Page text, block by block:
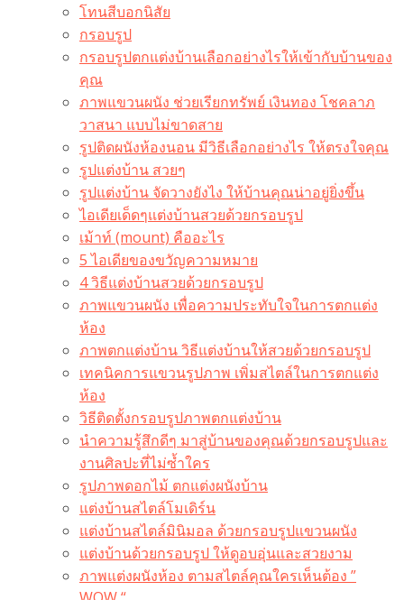
โทนสีบอกนิสัย
กรอบรูป
กรอบรูปตกแต่งบ้านเลือกอย่างไรให้เข้ากับบ้านของ
คุณ
ภาพแขวนผนัง ช่วยเรียกทรัพย์ เงินทอง โชคลาภ
วาสนา แบบไม่ขาดสาย
รูปติดผนังห้องนอน มีวิธีเลือกอย่างไร ให้ตรงใจคุณ
รูปแต่งบ้าน สวยๆ
รูปแต่งบ้าน จัดวางยังไง ให้บ้านคุณน่าอยู่ยิ่งขึ้น
ไอเดียเด็ดๆแต่งบ้านสวยด้วยกรอบรูป
เม้าท์ (mount) คืออะไร​
5 ไอเดียของขวัญความหมาย
4 วิธีแต่งบ้านสวยด้วยกรอบรูป
ภาพแขวนผนัง เพื่อความประทับใจในการตกแต่ง
ห้อง
ภาพตกแต่งบ้าน วิธีแต่งบ้านให้สวยด้วยกรอบรูป
เทคนิคการแขวนรูปภาพ เพิ่มสไตล์ในการตกแต่ง
ห้อง
วิธีติดตั้งกรอบรูปภาพตกแต่งบ้าน
นำความรู้สึกดีๆ มาสู่บ้านของคุณด้วยกรอบรูปและ
งานศิลปะที่ไม่ซ้ำใคร
รูปภาพดอกไม้ ตกแต่งผนังบ้าน
แต่งบ้านสไตล์โมเดิร์น
แต่งบ้านสไตล์มินิมอล ด้วยกรอบรูปแขวนผนัง
แต่งบ้านด้วยกรอบรูป ให้ดูอบอุ่นและสวยงาม
ภาพแต่งผนังห้อง ตามสไตล์คุณใครเห็นต้อง ”